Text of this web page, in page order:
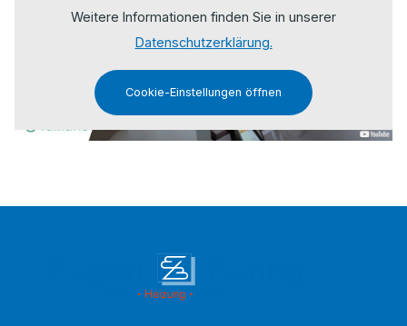
Weitere Informationen finden Sie in unserer
Datenschutzerklärung.
Cookie-Einstellungen öffnen